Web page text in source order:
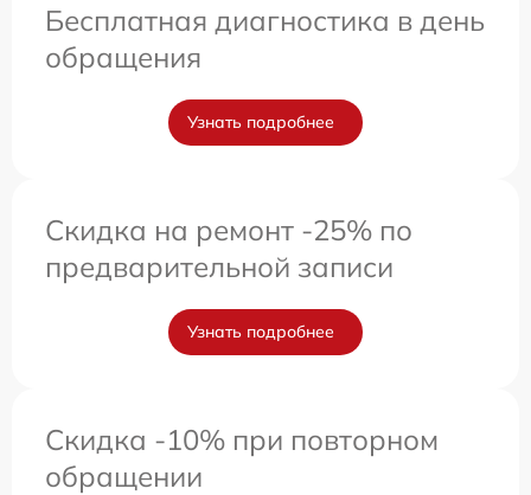
Бесплатная диагностика в день
обращения
Узнать подробнее
Скидка на ремонт -25% по
предварительной записи
Узнать подробнее
Скидка -10% при повторном
обращении